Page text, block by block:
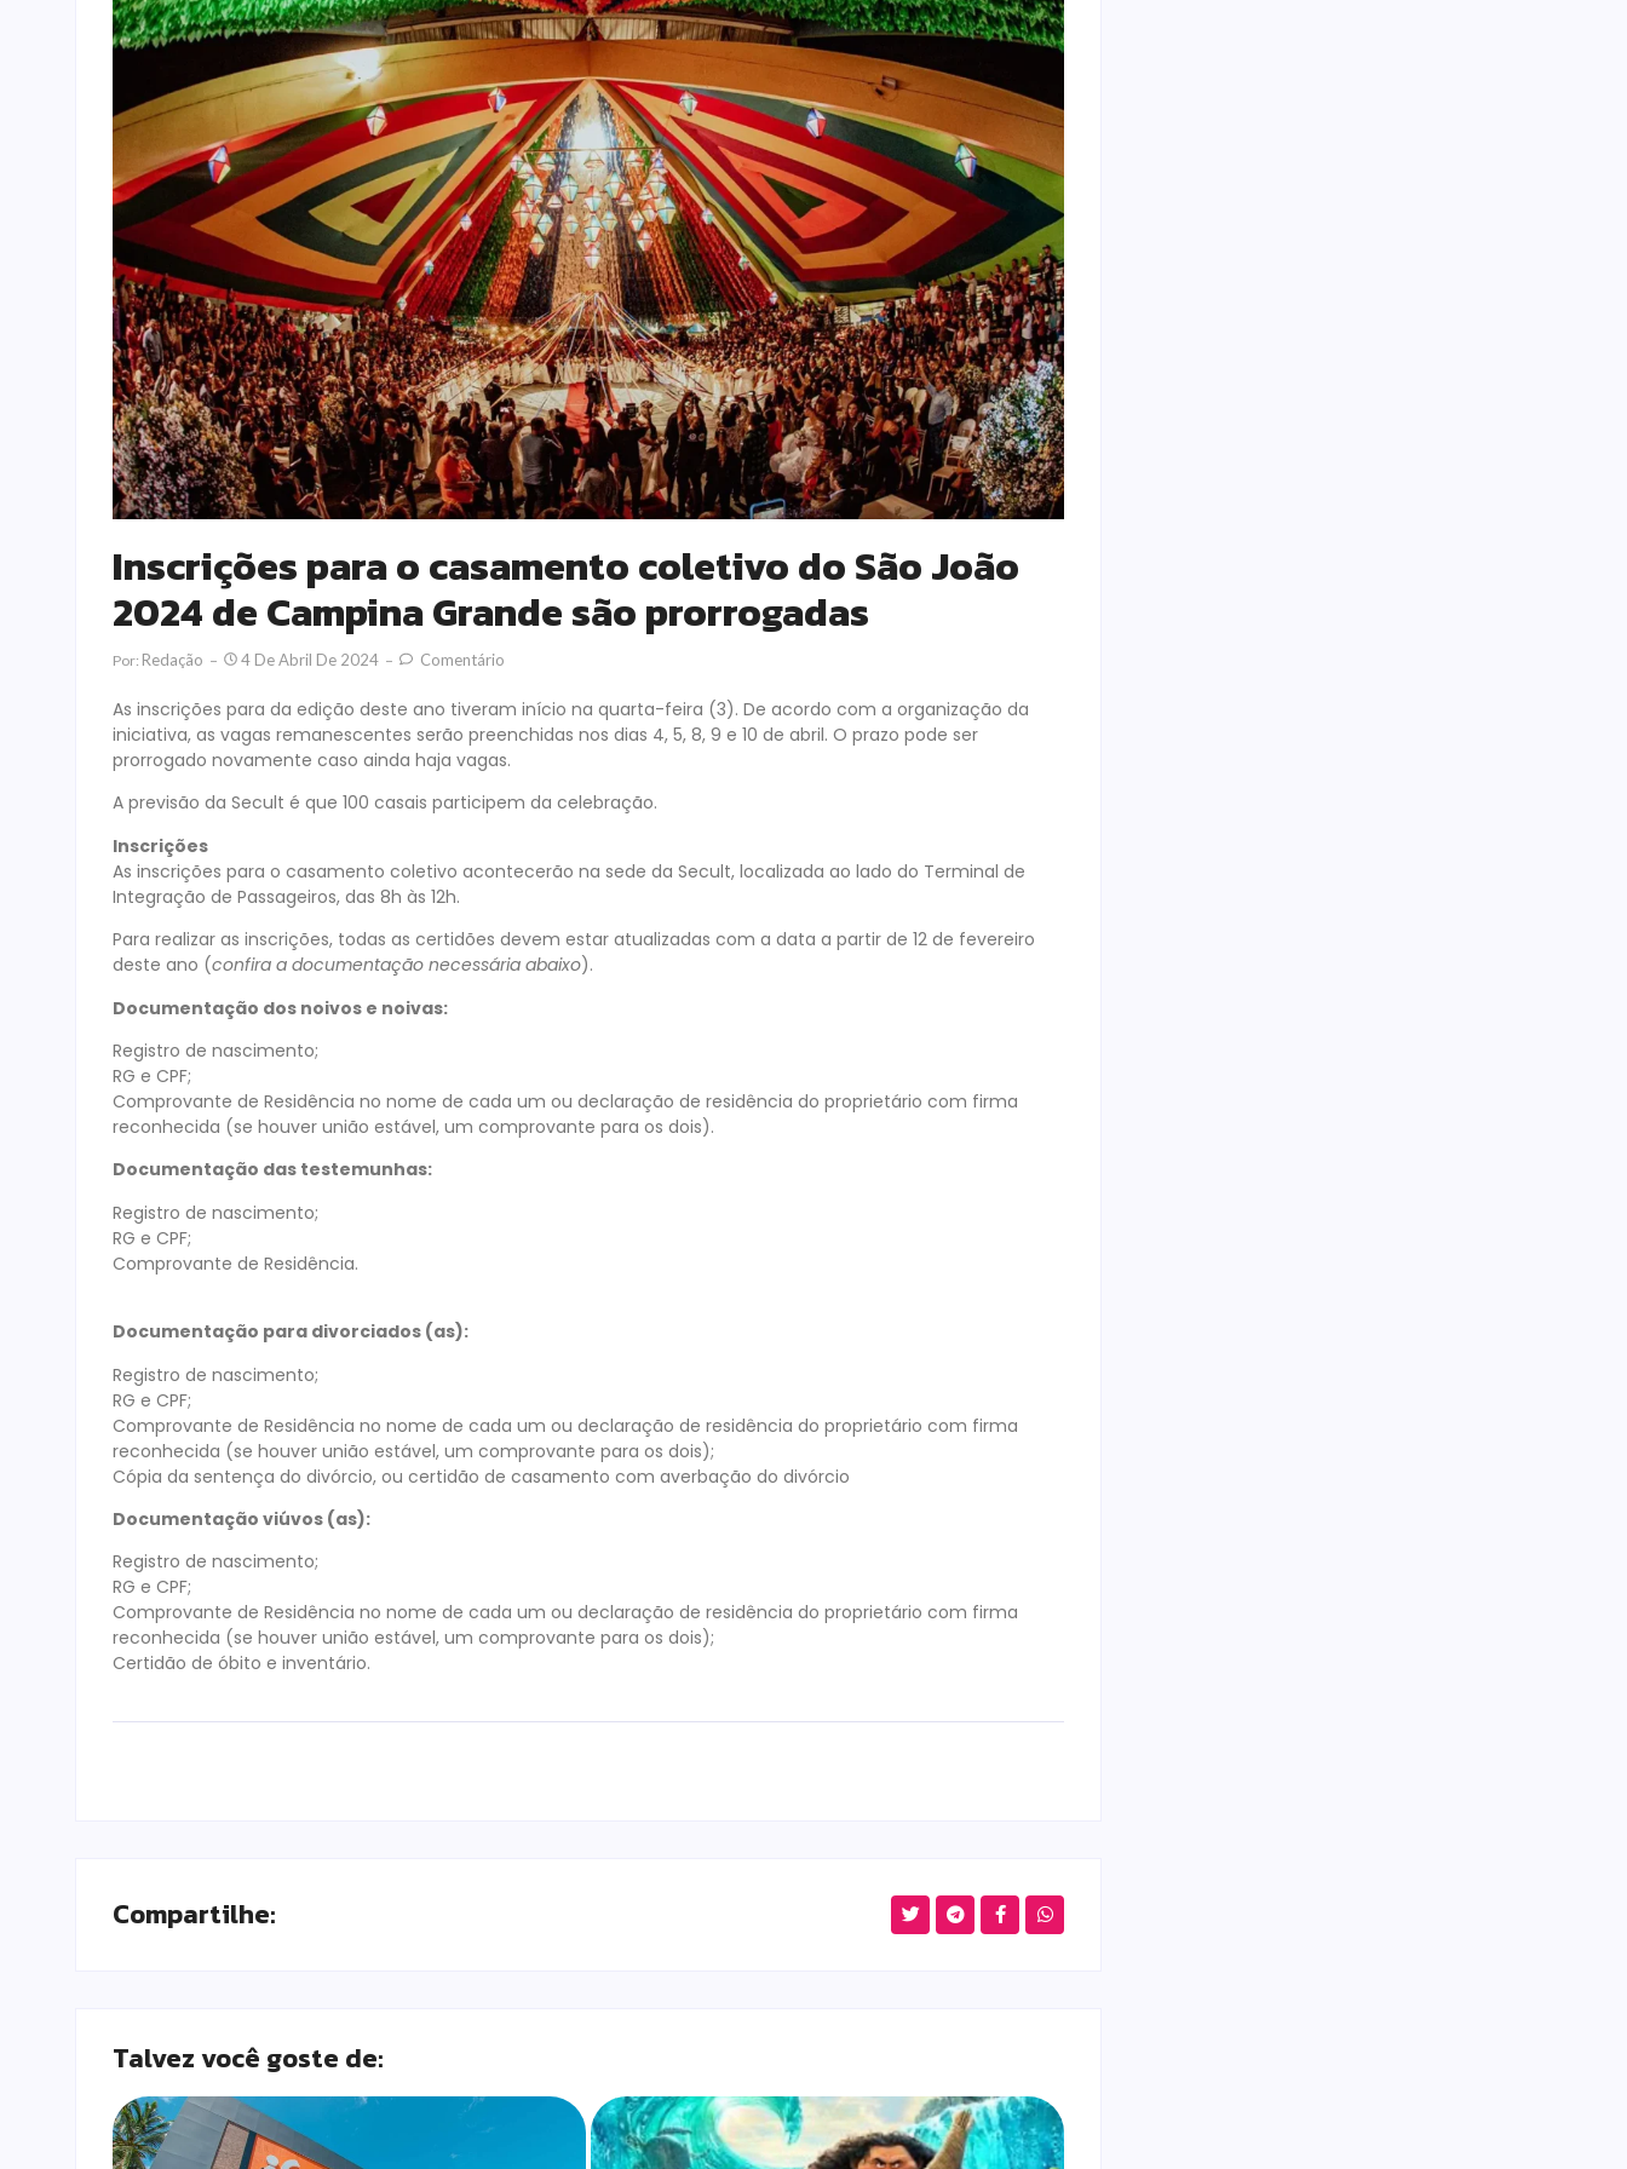
Inscrições para o casamento coletivo do São João
2024 de Campina Grande são prorrogadas
Por: Redação 4 De Abril De 2024 Comentário
As inscrições para da edição deste ano tiveram início na quarta-feira (3). De acordo com a organização da
iniciativa, as vagas remanescentes serão preenchidas nos dias 4, 5, 8, 9 e 10 de abril. O prazo pode ser
prorrogado novamente caso ainda haja vagas.
A previsão da Secult é que 100 casais participem da celebração.
Inscrições
As inscrições para o casamento coletivo acontecerão na sede da Secult, localizada ao lado do Terminal de
Integração de Passageiros, das 8h às 12h.
Para realizar as inscrições, todas as certidões devem estar atualizadas com a data a partir de 12 de fevereiro
deste ano (confira a documentação necessária abaixo).
Documentação dos noivos e noivas:
Registro de nascimento;
RG e CPF;
Comprovante de Residência no nome de cada um ou declaração de residência do proprietário com firma
reconhecida (se houver união estável, um comprovante para os dois).
Documentação das testemunhas:
Registro de nascimento;
RG e CPF;
Comprovante de Residência.
Documentação para divorciados (as):
Registro de nascimento;
RG e CPF;
Comprovante de Residência no nome de cada um ou declaração de residência do proprietário com firma
reconhecida (se houver união estável, um comprovante para os dois);
Cópia da sentença do divórcio, ou certidão de casamento com averbação do divórcio
Documentação viúvos (as):
Registro de nascimento;
RG e CPF;
Comprovante de Residência no nome de cada um ou declaração de residência do proprietário com firma
reconhecida (se houver união estável, um comprovante para os dois);
Certidão de óbito e inventário.
Compartilhe:
Talvez você goste de: